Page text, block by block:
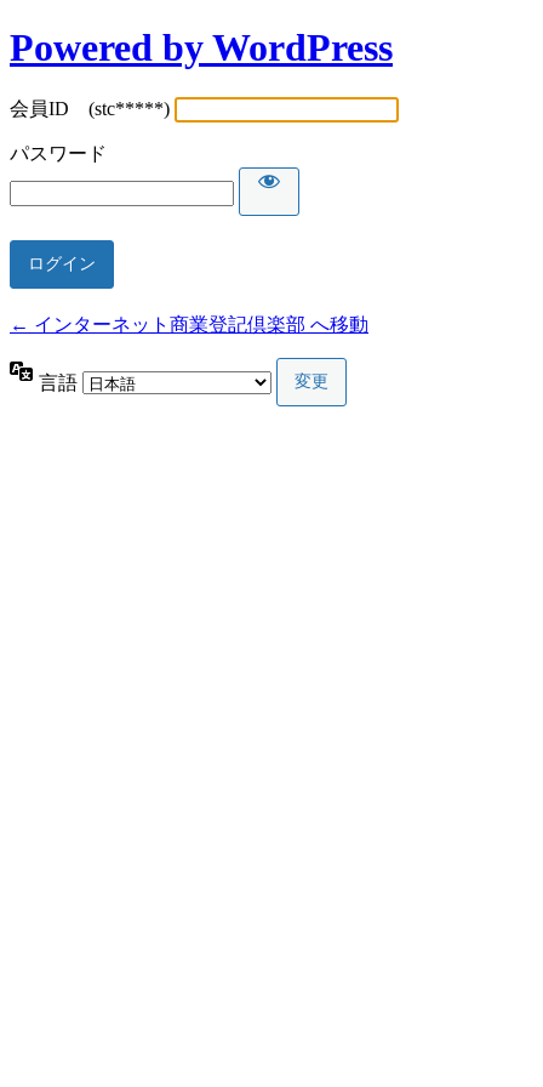
Powered by WordPress
会員ID (stc*****)
パスワード
← インターネット商業登記倶楽部 へ移動
言語